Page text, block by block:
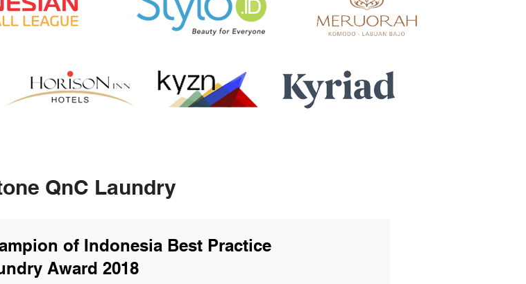
QnC Laundry
of Indonesia Best Practice
Award 2018